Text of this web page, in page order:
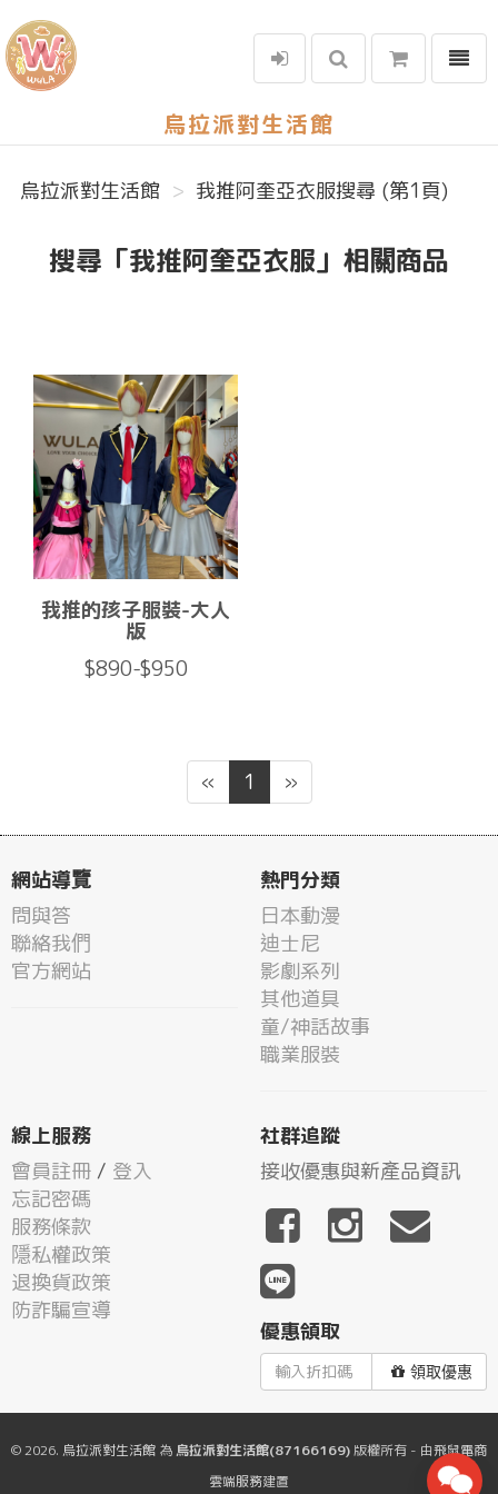
烏拉派對生活館
選單
烏拉派對生活館 我推阿奎亞衣服搜尋 (第1頁)
搜尋「我推阿奎亞衣服」相關商品
我推的孩子服裝-大人
版
$890-$950
« 1 »
網站導覽
問與答
聯絡我們
官方網站
熱門分類
日本動漫
迪士尼
影劇系列
其他道具
童/神話故事
職業服裝
線上服務
會員註冊 / 登入
忘記密碼
服務條款
隱私權政策
退換貨政策
防詐騙宣導
社群追蹤
接收優惠與新產品資訊
優惠領取
領取優惠
© 2026. 烏拉派對生活館 為 烏拉派對生活館(87166169)版權所有 - 由飛鼠電商
雲端服務建置